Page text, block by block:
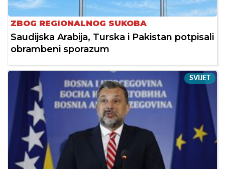
ZBOG REGIONALNOG SUKOBA
Saudijska Arabija, Turska i Pakistan potpisali
obrambeni sporazum
SVIJET